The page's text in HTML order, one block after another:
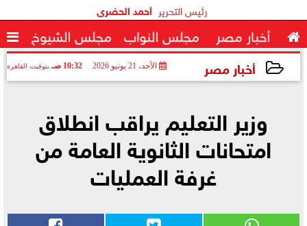
رئيس التحرير أحمد الحضرى
 أخبار مصر مجلس النواب مجلس الشيوخ 
أخبار مصر الأحد، 21 يونيو 2026 10:32 صـ بتوقيت القاهرة
وزير التعليم يراقب انطلاق
امتحانات الثانوية العامة من
غرفة العمليات